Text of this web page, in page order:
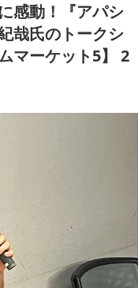
感動！『アパシ
哉氏のトークシ
マーケット5】 2